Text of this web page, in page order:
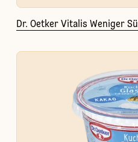
Dr. Oetker Vitalis Weniger